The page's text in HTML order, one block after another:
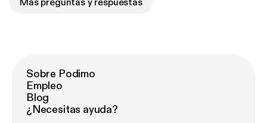
Más preguntas y respuestas
Sobre Podimo
Empleo
Blog
¿Necesitas ayuda?